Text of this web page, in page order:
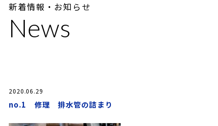
News
新着情報・お知らせ
2020.06.29
no.1 修理 排水管の詰まり